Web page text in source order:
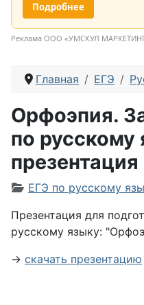
Подробнее
Реклама ООО «УМСКУЛ
Главная ЕГЭ
Орфоэпия.
по русскому
презентация
Информация о
ЕГЭ по русскому
Презентация для
русскому языку:
→ скачать презентацию